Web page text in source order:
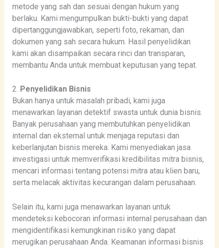
metode yang sah dan sesuai dengan hukum yang
berlaku. Kami mengumpulkan bukti-bukti yang dapat
dipertanggungjawabkan, seperti foto, rekaman, dan
dokumen yang sah secara hukum. Hasil penyelidikan
kami akan disampaikan secara rinci dan transparan,
membantu Anda untuk membuat keputusan yang tepat.
2. Penyelidikan Bisnis
Bukan hanya untuk masalah pribadi, kami juga
menawarkan layanan detektif swasta untuk dunia bisnis.
Banyak perusahaan yang membutuhkan penyelidikan
internal dan eksternal untuk menjaga reputasi dan
keberlanjutan bisnis mereka. Kami menyediakan jasa
investigasi untuk memverifikasi kredibilitas mitra bisnis,
mencari informasi tentang potensi mitra atau klien baru,
serta melacak aktivitas kecurangan dalam perusahaan.
Selain itu, kami juga menawarkan layanan untuk
mendeteksi kebocoran informasi internal perusahaan dan
mengidentifikasi kemungkinan risiko yang dapat
merugikan perusahaan Anda. Keamanan informasi bisnis